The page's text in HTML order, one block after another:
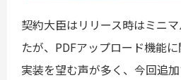
契約大臣はリリース時はミニ
たが、PDFアップロード機能
実装を望む声が多く、今回追加